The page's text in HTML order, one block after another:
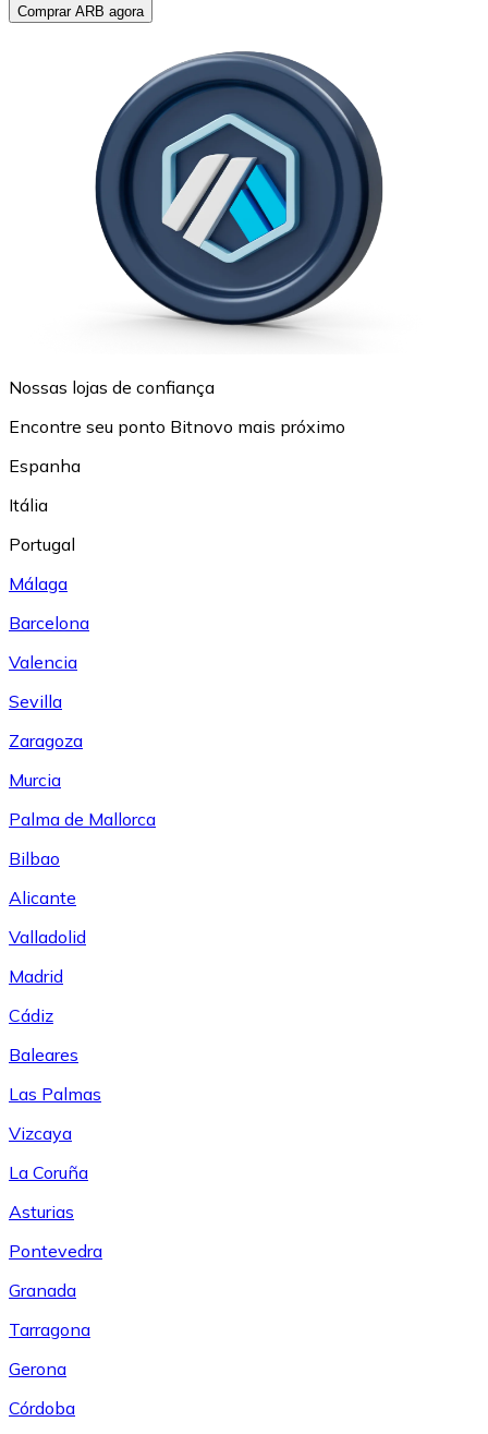
Comprar ARB agora
Nossas lojas de confiança
Encontre seu ponto Bitnovo mais próximo
Espanha
Itália
Portugal
Málaga
Barcelona
Valencia
Sevilla
Zaragoza
Murcia
Palma de Mallorca
Bilbao
Alicante
Valladolid
Madrid
Cádiz
Baleares
Las Palmas
Vizcaya
La Coruña
Asturias
Pontevedra
Granada
Tarragona
Gerona
Córdoba